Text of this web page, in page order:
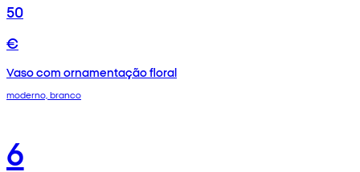
50
€
Vaso com ornamentação floral
moderno, branco
6